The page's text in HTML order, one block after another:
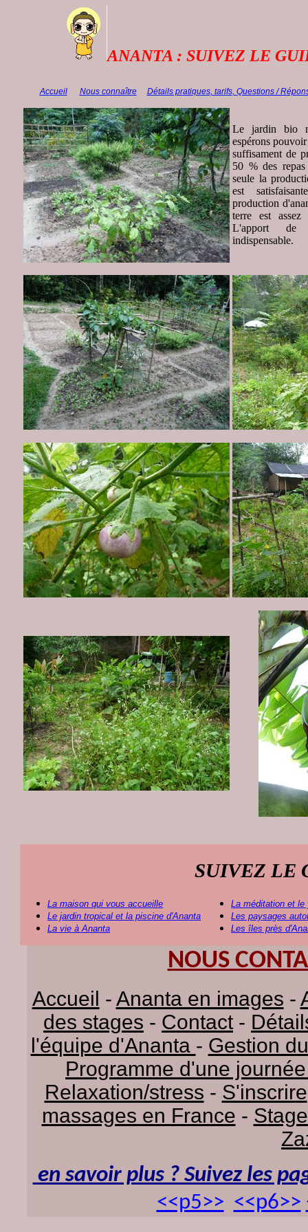
ANANTA : SUIVEZ LE
Accueil Nous connaître Détails pratiques, tarifs, Questions /
Le jardin bio
espérons
suffisament de
50 % des
seule la
est
production
terre est assez
L'apport de
indispensable.
SUIVEZ LE
La maison qui vous accueille
Le jardin tropical et la piscine d'Ananta
La vie à Ananta
La méditation et le
Les paysages
Les îles près
NOUS
Accueil - Ananta en images -
des stages - Contact - D
l'équipe d'Ananta - Gestion
Programme d'une
Relaxation/stress - S'inscrire
massages en France - S
en savoir plus ? Suivez les
<<p5>> <<p6>>